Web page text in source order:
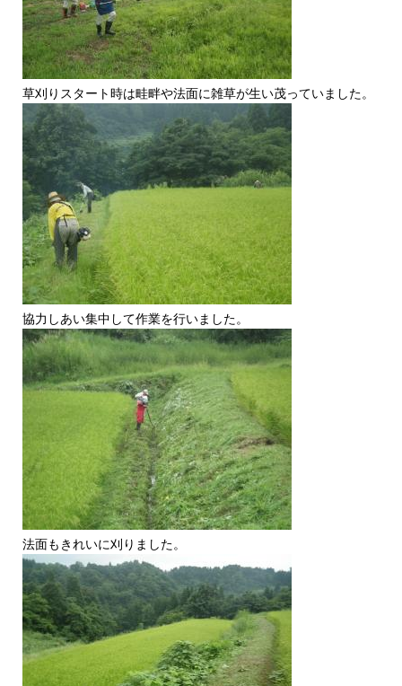
草刈りスタート時は畦畔や法面に雑草が生い茂っていました。
協力しあい集中して作業を行いました。
法面もきれいに刈りました。